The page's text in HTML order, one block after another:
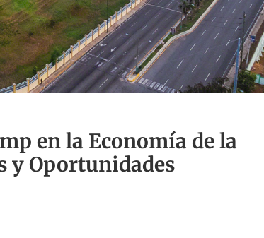
en la Economía de la
y Oportunidades